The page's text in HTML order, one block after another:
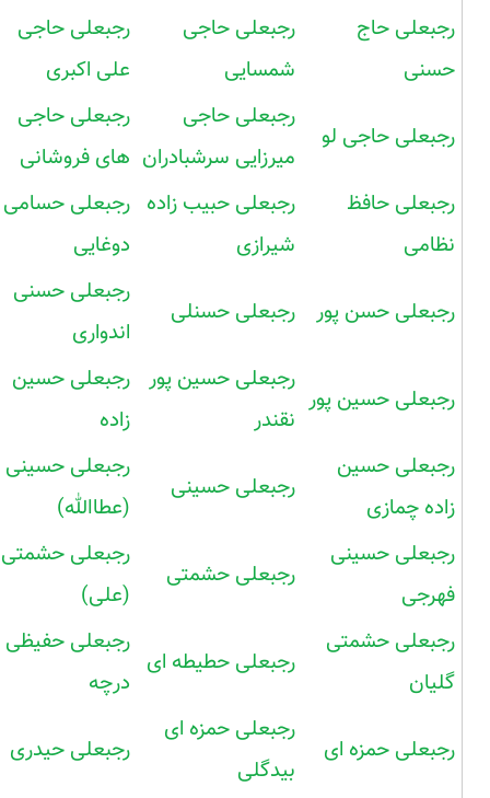
رجبعلی حاج
حسنی
رجبعلی حاجی
شمسایی
رجبعلی حاجی
علی اکبری
رجبعلی حاجی لو
رجبعلی حاجی
میرزایی سرشبادران
رجبعلی حاجی
های فروشانی
رجبعلی حافظ
نظامی
رجبعلی حبیب زاده
شیرازی
رجبعلی حسامی
دوغایی
رجبعلی حسن پور رجبعلی حسنلی
رجبعلی حسنی
اندواری
رجبعلی حسین پور
رجبعلی حسین پور
نقندر
رجبعلی حسین
زاده
رجبعلی حسین
زاده چمازی
رجبعلی حسینی
رجبعلی حسینی
(عطاالله)
رجبعلی حسینی
فهرجی
رجبعلی حشمتی
رجبعلی حشمتی
(علی)
رجبعلی حشمتی
گلیان
رجبعلی حطیطه ای
رجبعلی حفیظی
درچه
رجبعلی حمزه ای
رجبعلی حمزه ای
بیدگلی
رجبعلی حیدری